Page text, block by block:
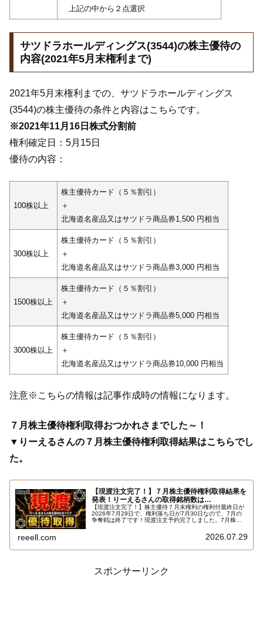
上記の中から２点選択
サツドラホールディングス(3544)の株主優待の
内容(2021年5月末権利まで)
2021年5月末権利までの、サツドラホールディングス
(3544)の株主優待の条件と内容はこちらです。
※2021年11月16日株式分割前
権利確定日：5月15日
優待の内容：
100株以上
株主優待カード（５％割引）
＋
北海道名産品又はサツドラ商品券1,500 円相当
300株以上
株主優待カード（５％割引）
＋
北海道名産品又はサツドラ商品券3,000 円相当
1500株以上
株主優待カード（５％割引）
＋
北海道名産品又はサツドラ商品券5,000 円相当
3000株以上
株主優待カード（５％割引）
＋
北海道名産品又はサツドラ商品券10,000 円相当
注意※こちらの情報は記事作成時の情報になります。
７月株主優待権利取得おつかれさまでした～！
▼りーえるさんの７月株主優待権利取得結果はこちらでし
た。
【現渡注文完了！】７月株主優待権利取得結果を
発表！りーえるさんの取得銘柄数は…
【現渡注文完了！】株主優待７月末権利の権利付最終日が
2026年7月29日で、権利落ち日が7月30日なので、7月の
争奪戦は終了です！現渡注文予約完了しました。7月株主
reeell.com 2026.07.29
スポンサーリンク